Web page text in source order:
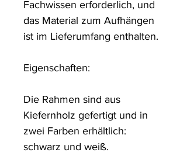
Fachwissen erforderlich, und
das Material zum Aufhängen
ist im Lieferumfang enthalten.
Eigenschaften:
Die Rahmen sind aus
Kiefernholz gefertigt und in
zwei Farben erhältlich:
schwarz und weiß.